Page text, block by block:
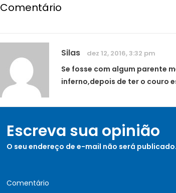
Comentário
Silas dez 12, 2016, 3:32 pm
Se fosse com algum parente
inferno,depois de ter o couro
Escreva sua opinião
O seu endereço de e-mail não será publicado.
Comentário